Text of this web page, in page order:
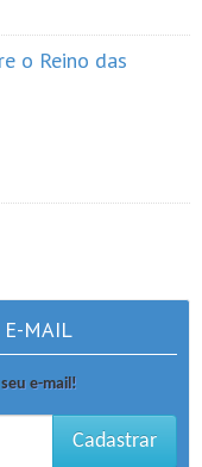
o Reino das
E-MAIL
e-mail!
Cadastrar